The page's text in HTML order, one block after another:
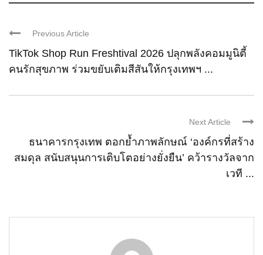
Previous Article
TikTok Shop Run Freshtival 2026 ปลุกพลังคอมมูนิตี้
คนรักสุขภาพ ร่วมขยับเติมสีสันให้กรุงเทพฯ ...
Next Article
ธนาคารกรุงเทพ ตอกย้ำภาพลักษณ์ ‘องค์กรที่สร้าง
สมดุล สนับสนุนการเติบโตอย่างยั่งยืน’ คว้ารางวัลจาก
เวที ...